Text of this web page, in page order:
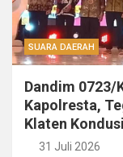
SUARA DAERAH
Dandim 0723/
Kapolresta,
Klaten
31 Juli 2026